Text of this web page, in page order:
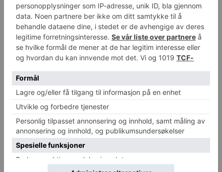
1,2 milliarder mennesker verden over har
psykiske lidelser
Michael Breines Oredam -